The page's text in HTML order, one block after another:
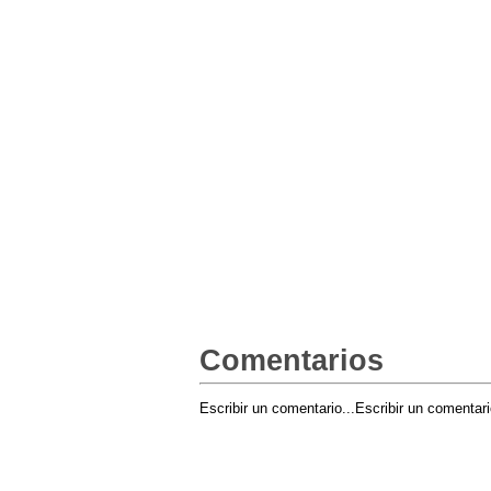
Comentarios
Escribir un comentario... Escribir un